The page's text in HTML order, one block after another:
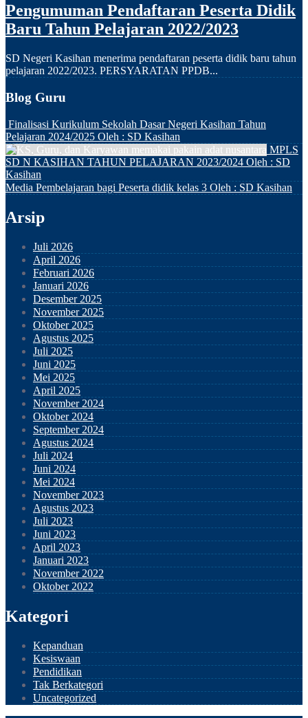
Pengumuman Pendaftaran Peserta Didik
Baru Tahun Pelajaran 2022/2023
SD Negeri Kasihan menerima pendaftaran peserta didik baru tahun
pelajaran 2022/2023. PERSYARATAN PPDB...
Blog Guru
Finalisasi Kurikulum Sekolah Dasar Negeri Kasihan Tahun
Pelajaran 2024/2025 Oleh : SD Kasihan
MPLS
SD N KASIHAN TAHUN PELAJARAN 2023/2024 Oleh : SD
Kasihan
Media Pembelajaran bagi Peserta didik kelas 3 Oleh : SD Kasihan
Arsip
Juli 2026
April 2026
Februari 2026
Januari 2026
Desember 2025
November 2025
Oktober 2025
Agustus 2025
Juli 2025
Juni 2025
Mei 2025
April 2025
November 2024
Oktober 2024
September 2024
Agustus 2024
Juli 2024
Juni 2024
Mei 2024
November 2023
Agustus 2023
Juli 2023
Juni 2023
April 2023
Januari 2023
November 2022
Oktober 2022
Kategori
Kepanduan
Kesiswaan
Pendidikan
Tak Berkategori
Uncategorized